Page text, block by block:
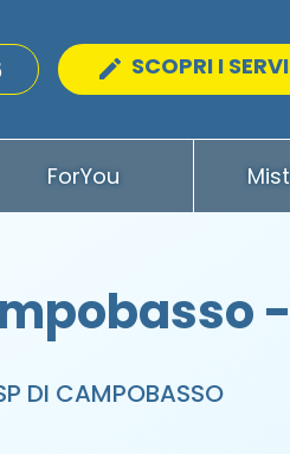
SCOPRI I
ForYou
DI CAMPOBASSO